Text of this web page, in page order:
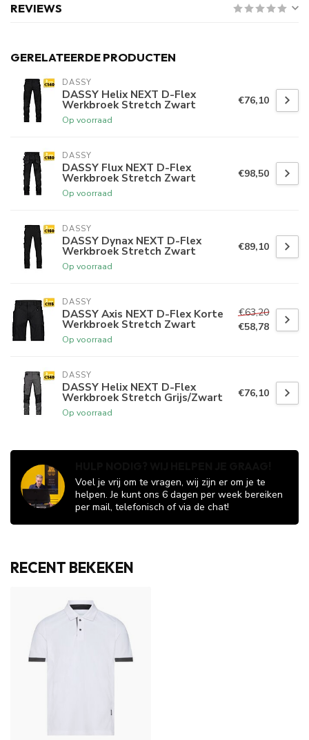
REVIEWS
GERELATEERDE PRODUCTEN
DASSY
DASSY Helix NEXT D-Flex
Werkbroek Stretch Zwart
Op voorraad
€76,10
DASSY
DASSY Flux NEXT D-Flex
Werkbroek Stretch Zwart
Op voorraad
€98,50
DASSY
DASSY Dynax NEXT D-Flex
Werkbroek Stretch Zwart
Op voorraad
€89,10
DASSY
DASSY Axis NEXT D-Flex Korte
Werkbroek Stretch Zwart
Op voorraad
€63,20
€58,78
DASSY
DASSY Helix NEXT D-Flex
Werkbroek Stretch Grijs/Zwart
Op voorraad
€76,10
Voel je vrij om te vragen, wij zijn er om je te
helpen. Je kunt ons 6 dagen per week bereiken
per mail, telefonisch of via de chat!
RECENT BEKEKEN